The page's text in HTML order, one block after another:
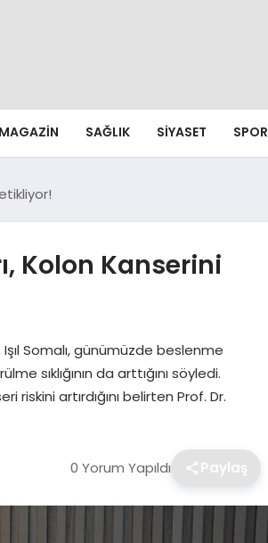
MAGAZIN SAĞLIK SIYASET SPOR
Kolon Kanserini
Somalı, günümüzde beslenme
sıklığının da arttığını söyledi.
riskini artırdığını belirten Prof. Dr.
0 Yorum Yapıldı Paylaş